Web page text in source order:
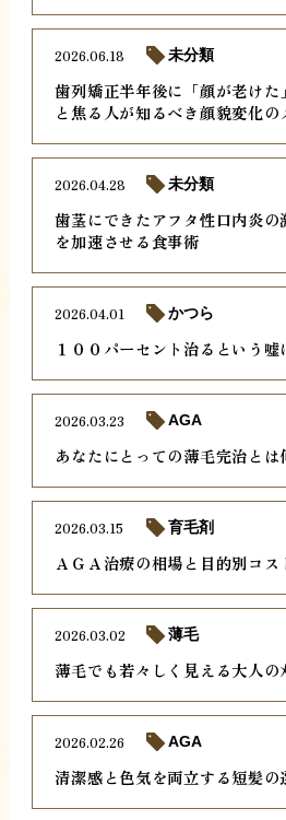
歯列矯正半年後に「顔が老けた
と焦る人が知るべき顔貌変化の
2026.06.18 未分類
歯茎にできたアフタ性口内炎の
を加速させる食事術
2026.04.28 未分類
１００パーセント治るという嘘
2026.04.01 かつら
あなたにとっての薄毛完治とは
2026.03.23 AGA
ＡＧＡ治療の相場と目的別コス
2026.03.15 育毛剤
薄毛でも若々しく見える大人の
2026.03.02 薄毛
清潔感と色気を両立する短髪の
2026.02.26 AGA